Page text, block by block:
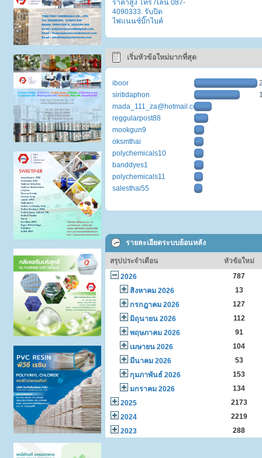
ราคาสูง โทร /ไลน์ 087-
4090333. รับปิด
ไฟแนนซ์บิ๊กไบค์
เริ่มหัวข้อใหม่มากที่สุด
iboor
siritidaphon
mada_111_za@hotmail.com
reggularpost88
mookgun9
oksmthai
polychemicals10
banddyes1
polychemicals11
salesthai55
รายละเอียดระบบย้อนหลัง
สรุปประจำเดือน
หัวข้อใหม่
2026
787
สิงหาคม 2026
13
กรกฎาคม 2026
127
มิถุนายน 2026
112
พฤษภาคม 2026
91
เมษายน 2026
104
มีนาคม 2026
53
กุมภาพันธ์ 2026
153
มกราคม 2026
134
2025
2173
2024
2219
2023
288